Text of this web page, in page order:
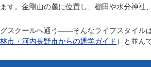
す。金剛山の麓に位置し、棚田や水分神社
スクールへ通う――そんなライフスタイル
市・河内長野市からの通学ガイド ）と並ん